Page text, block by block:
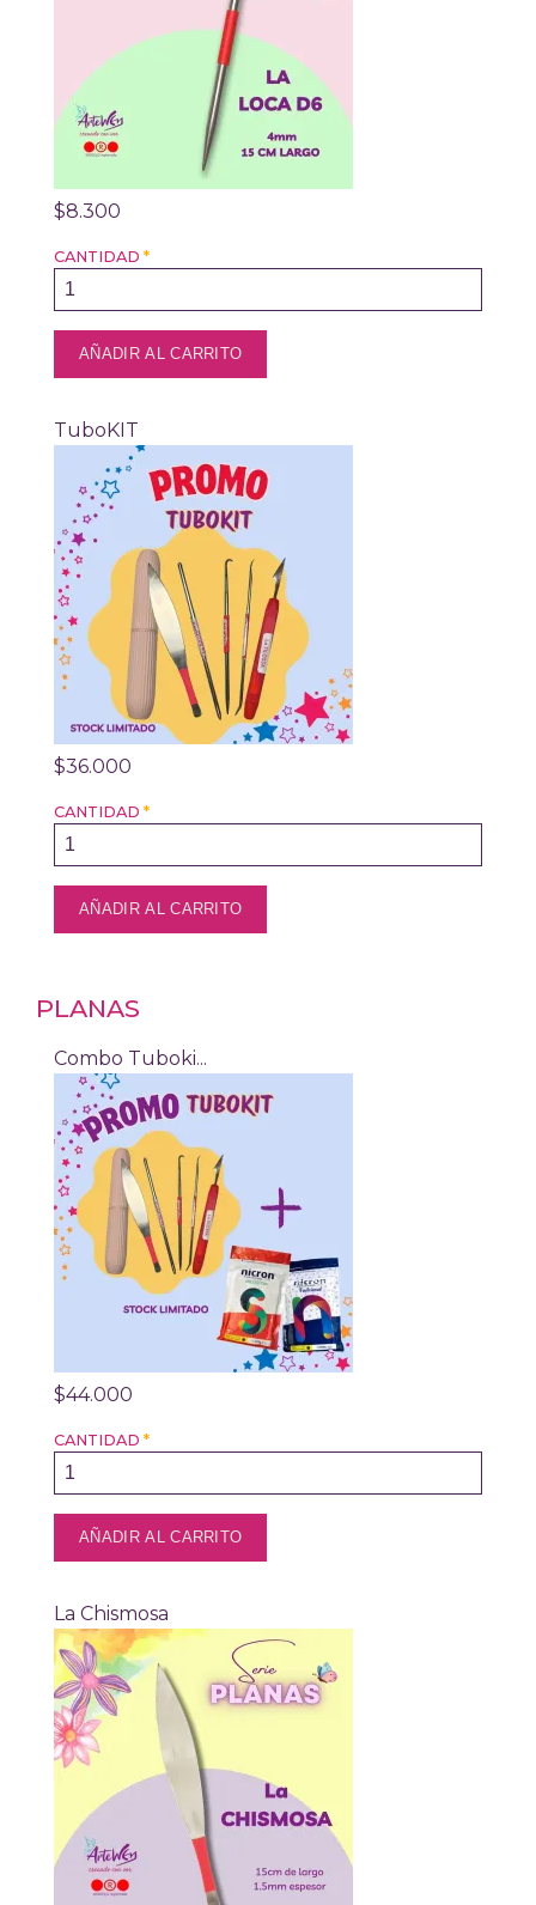
$8.300
CANTIDAD *
TuboKIT
$36.000
CANTIDAD *
PLANAS
Combo Tuboki...
$44.000
CANTIDAD *
La Chismosa